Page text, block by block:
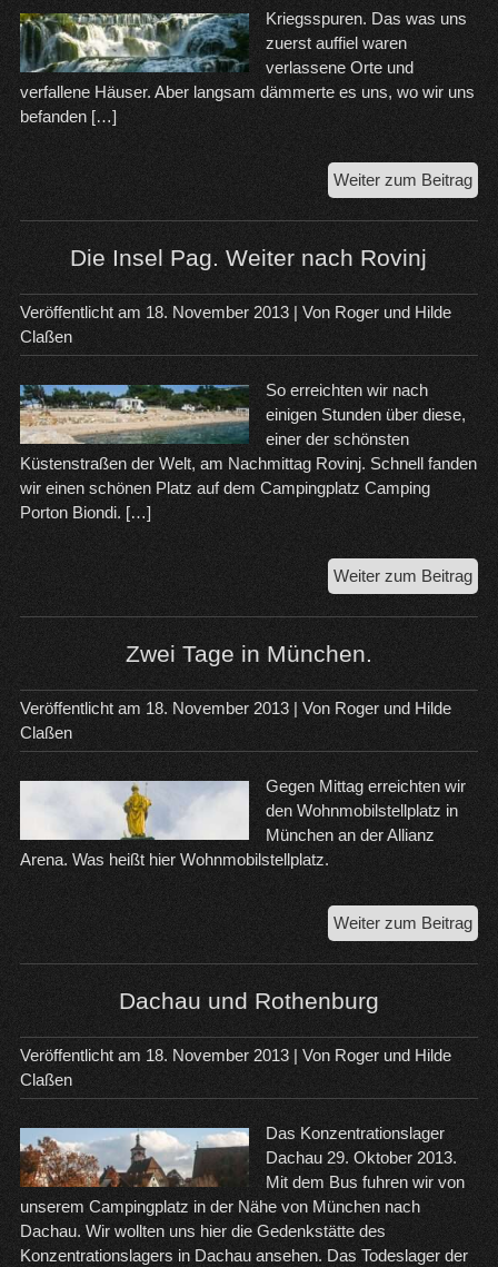
Kriegsspuren. Das was uns
zuerst auffiel waren
verlassene Orte und
verfallene Häuser. Aber langsam dämmerte es uns, wo wir uns
befanden […]
Weiter zum BeitragDie
und
Die Insel Pag. Weiter nach Rovinj
Veröffentlicht am 18. November 2013| VonRoger und Hilde
Claßen
So erreichten wir nach
einigen Stunden über diese,
einer der schönsten
Küstenstraßen der Welt, am Nachmittag Rovinj. Schnell fanden
wir einen schönen Platz auf dem Campingplatz Camping
Porton Biondi. […]
Weiter zum BeitragDie
Zwei Tage in München.
Veröffentlicht am 18. November 2013| Von Roger und Hilde
Claßen
Gegen Mittag erreichten wir
den Wohnmobilstellplatz in
München an der Allianz
Arena. Was heißt hier Wohnmobilstellplatz.
Weiter zum Beitrag
Dachau und Rothenburg
Veröffentlicht am 18. November 2013| Von Roger und Hilde
Claßen
Das Konzentrationslager
Dachau 29. Oktober 2013.
Mit dem Bus fuhren wir von
unserem Campingplatz in der Nähe von München nach
Dachau. Wir wollten uns hier die Gedenkstätte des
Konzentrationslagers in Dachau ansehen. Das Todeslager der